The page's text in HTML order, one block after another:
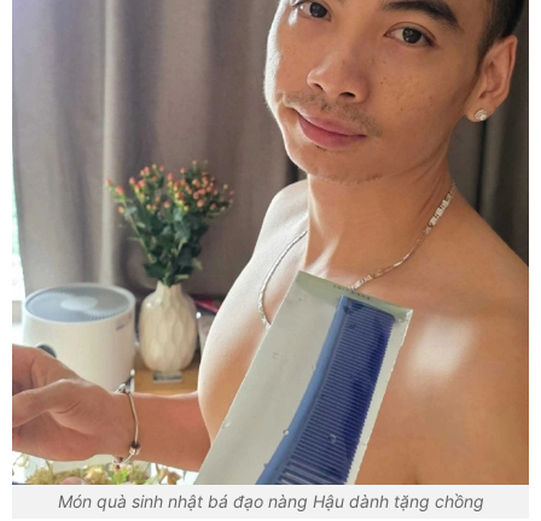
Món quà sinh nhật bá đạo nàng Hậu dành tặng chồng